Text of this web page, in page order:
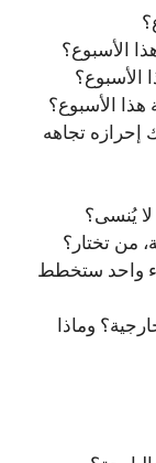
إحرازه تجاهه
واحد ستخطط
وماذا